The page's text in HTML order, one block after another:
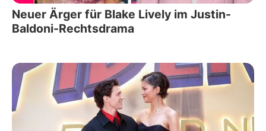
Neuer Ärger für Blake Lively im Justin-
Baldoni-Rechtsdrama